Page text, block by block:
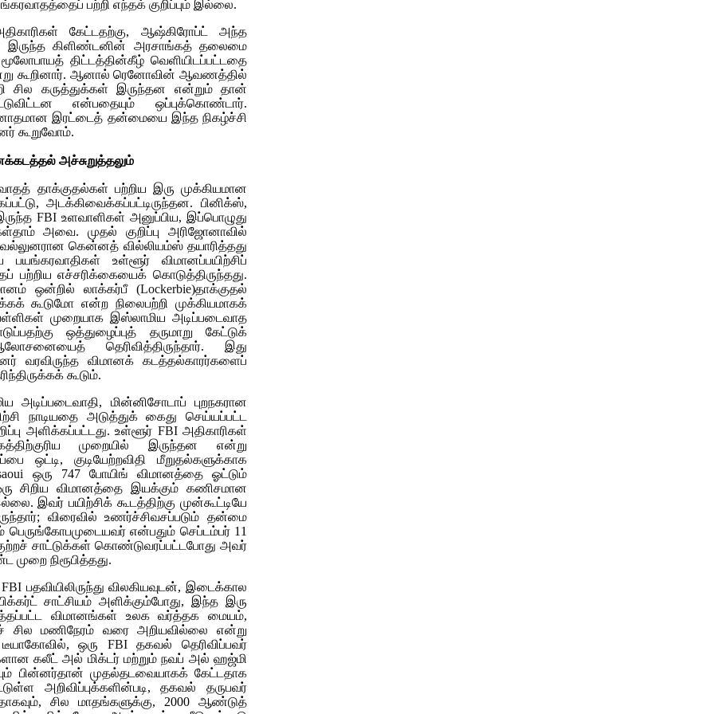
பற்றி எந்தக் குறிப்பும் இல்லை.
கேட்டதற்கு, ஆஷ்கிரோப்ட் அந்த
இருந்த கிளிண்டனின் அரசாங்கத் தலைமை
திட்டத்தின்கீழ் வெளியிடப்பட்டதை
கூறினார். ஆனால் ரெனோவின் ஆவணத்தில்
சில கருத்துக்கள் இருந்தன என்றும் தான்
என்பதையும் ஒப்புக்கொண்டார்.
இரட்டைத் தன்மையை இந்த நிகழ்ச்சி
கூறுவோம்.
அச்சுறுத்தலும்
தாக்குதல்கள் பற்றிய இரு முக்கியமான
அடக்கிவைக்கப்பட்டிருந்தன. பினிக்ஸ்,
FBI உளவாளிகள் அனுப்பிய, இப்பொழுது
அவை. முதல் குறிப்பு அரிஜோனாவில்
கென்னத் வில்லியம்ஸ் தயாரித்தது
உள்ளூர் விமானப்பயிற்சிப்
பற்றிய எச்சரிக்கையைக் கொடுத்திருந்தது.
ஒன்றில் லாக்கர்பீ (Lockerbie)தாக்குதல்
கூடுமோ என்ற நிலைபற்றி முக்கியமாகக்
முறையாக இஸ்லாமிய அடிப்படைவாத
ஒத்துழைப்புத் தருமாறு கேட்டுக்
தெரிவித்திருந்தார். இது
வரவிருந்த விமானக் கடத்தல்காரர்களைப்
கூடும்.
மின்னிசோடாப் புறநகரான
நாடியதை அடுத்துக் கைது செய்யப்பட்ட
அளிக்கப்பட்டது. உள்ளூர் FBI அதிகாரிகள்
முறையில் இருந்தன என்று
ஒட்டி, குடியேற்றவிதி மீறுதல்களுக்காக
ஒரு 747 போயிங் விமானத்தை ஓட்டும்
சிறிய விமானத்தை இயக்கும் கணிசமான
இவர் பயிற்சிக் கூடத்திற்கு முன்கூட்டியே
விரைவில் உணர்ச்சிவசப்படும் தன்மை
என்பதும் செப்டம்பர் 11
சாட்டுக்கள் கொண்டுவரப்பட்டபோது அவர்
நிரூபித்தது.
FBI பதவியிலிருந்து விலகியவுடன், இடைக்கால
சாட்சியம் அளிக்கும்போது, இந்த இரு
விமானங்கள் உலக வர்த்தக மையம்,
சில மணிநேரம் வரை அறியவில்லை என்று
டீயாகோவில், ஒரு FBIதகவல் தெரிவிப்பவர்
கலீட் அல் மிக்டர் மற்றும் நவப் அல் ஹஜ்மி
பின்னர்தான் முதல்தடவையாகக் கேட்டதாக
அறிவிப்புக்களின்படி, தகவல் தருபவர்
சில மாதங்களுக்கு, 2000 ஆண்டுத்